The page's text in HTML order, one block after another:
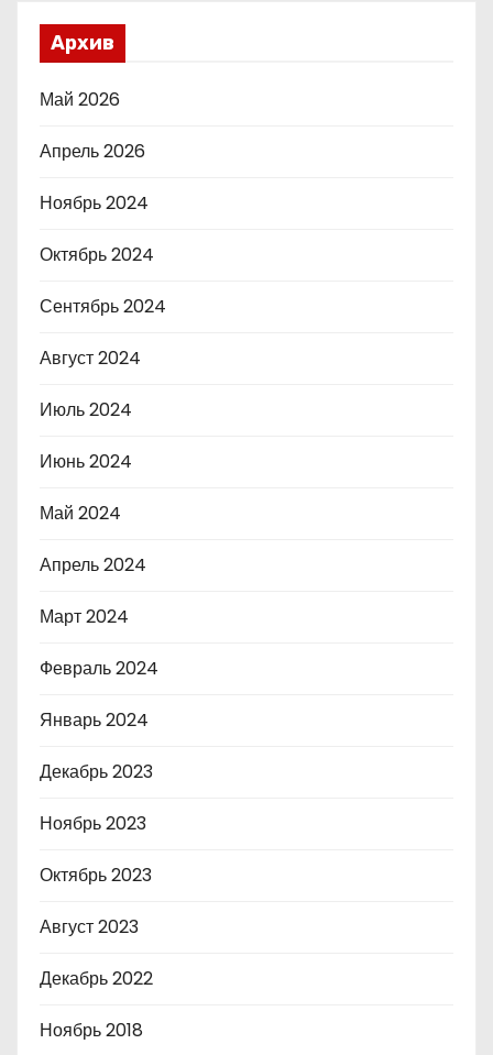
Архив
Май 2026
Апрель 2026
Ноябрь 2024
Октябрь 2024
Сентябрь 2024
Август 2024
Июль 2024
Июнь 2024
Май 2024
Апрель 2024
Март 2024
Февраль 2024
Январь 2024
Декабрь 2023
Ноябрь 2023
Октябрь 2023
Август 2023
Декабрь 2022
Ноябрь 2018